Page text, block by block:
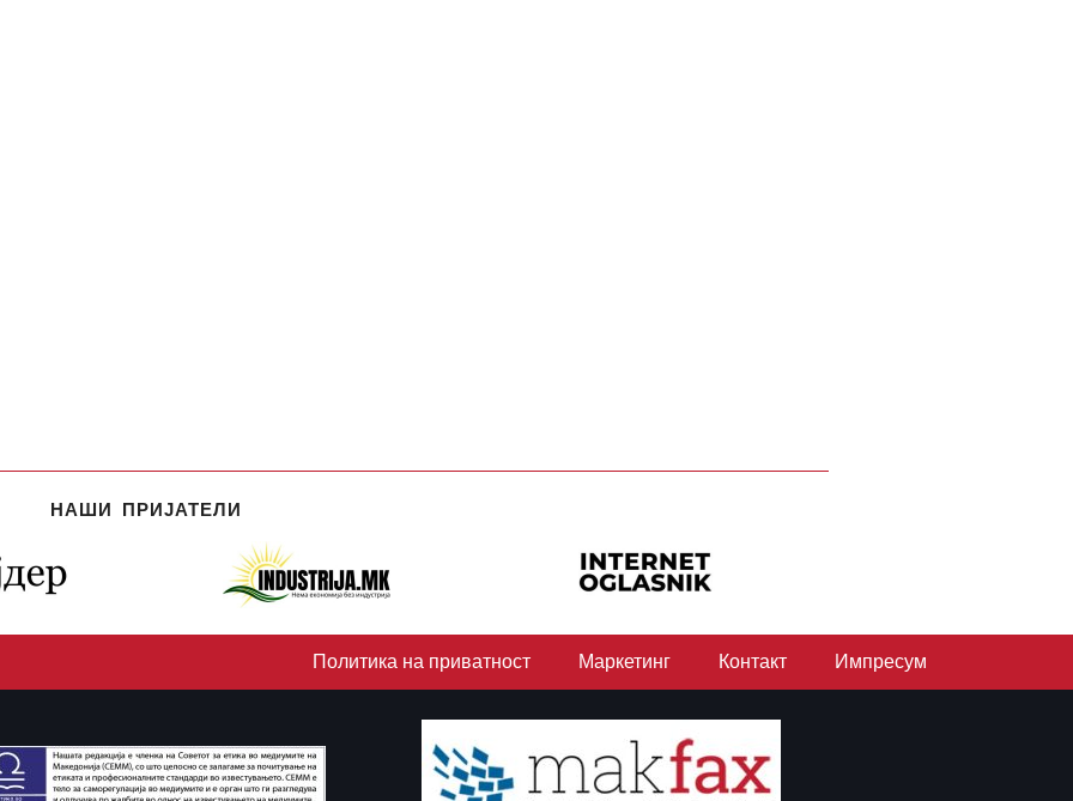
НАШИ ПРИЈАТЕЛИ
Политика на приватност Маркетинг Контакт Импресум